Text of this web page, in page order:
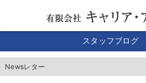
スタッフブログ
Newsレター